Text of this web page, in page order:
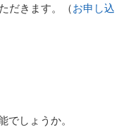
だきます。（お申し込
でしょうか。